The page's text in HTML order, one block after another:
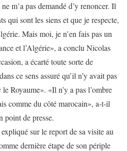
m’a pas demandé d’y renoncer. Il
qui sont les siens et que je respecte,
Mais moi, je n’en fais pas un
et l’Algérie», a conclu Nicolas
a écarté toute sorte de
ce sens assuré qu’il n’y avait pas
Royaume». «Il n’y a pas l’ombre
comme du côté marocain», a-t-il
point de presse.
sur le report de sa visite au
dernière étape de son périple